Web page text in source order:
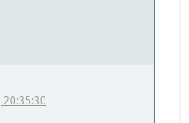
20:35:30